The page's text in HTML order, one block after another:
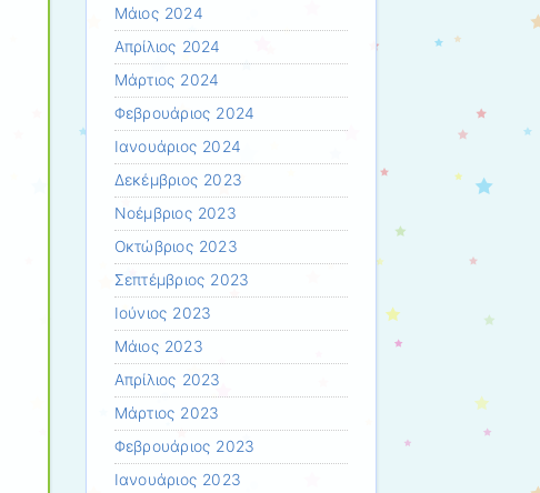
Μάιος 2024
Απρίλιος 2024
Μάρτιος 2024
Φεβρουάριος 2024
Ιανουάριος 2024
Δεκέμβριος 2023
Νοέμβριος 2023
Οκτώβριος 2023
Σεπτέμβριος 2023
Ιούνιος 2023
Μάιος 2023
Απρίλιος 2023
Μάρτιος 2023
Φεβρουάριος 2023
Ιανουάριος 2023